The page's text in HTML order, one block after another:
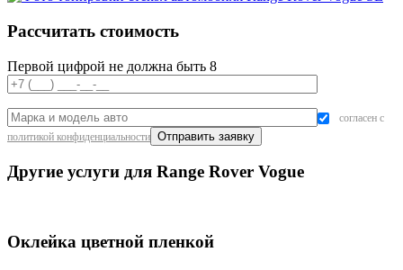
Рассчитать стоимость
Первой цифрой не должна быть 8
согласен с
политикой конфиденциальности
Другие услуги для Range Rover Vogue
Оклейка цветной пленкой